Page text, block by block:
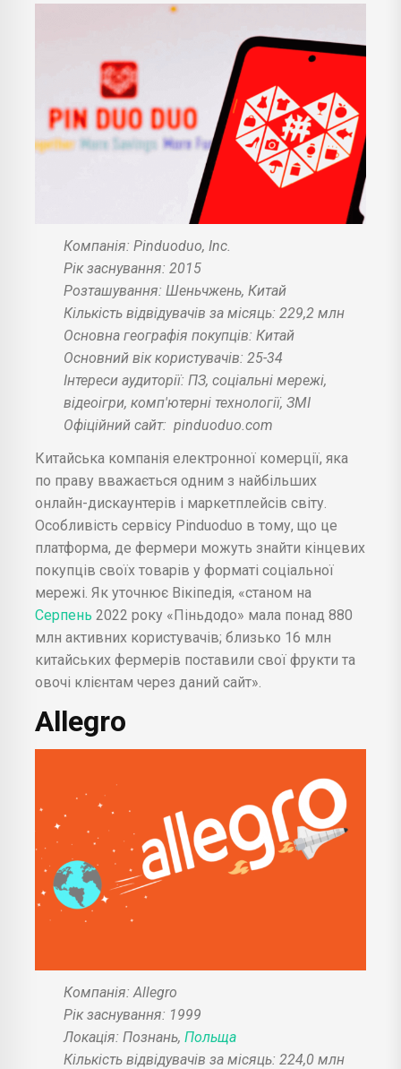
Компанія: Pinduoduo, Inc.
Рік заснування: 2015
Розташування: Шеньчжень, Китай
Кількість відвідувачів за місяць: 229,2 млн
Основна географія покупців: Китай
Основний вік користувачів: 25-34
Інтереси аудиторії: ПЗ, соціальні мережі,
відеоігри, комп'ютерні технології, ЗМІ
Офіційний сайт: pinduoduo.com
Китайська компанія електронної комерції, яка
по праву вважається одним з найбільших
онлайн-дискаунтерів і маркетплейсів світу.
Особливість сервісу Pinduoduo в тому, що це
платформа, де фермери можуть знайти кінцевих
покупців своїх товарів у форматі соціальної
мережі. Як уточнює Вікіпедія, «станом на
Серпень 2022 року «Піньдодо» мала понад 880
млн активних користувачів; близько 16 млн
китайських фермерів поставили свої фрукти та
овочі клієнтам через даний сайт».
Allegro
Компанія: Allegro
Рік заснування: 1999
Локація: Познань, Польща
Кількість відвідувачів за місяць: 224,0 млн